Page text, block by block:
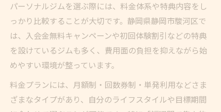
パーソナルジムを選ぶ際には、料金体系や特典内容をし
っかり比較することが大切です。静岡県静岡市駿河区で
は、入会金無料キャンペーンや初回体験割引などの特典
を設けているジムも多く、費用面の負担を抑えながら始
めやすい環境が整っています。
料金プランには、月額制・回数券制・単発利用などさま
ざまなタイプがあり、自分のライフスタイルや目標期間